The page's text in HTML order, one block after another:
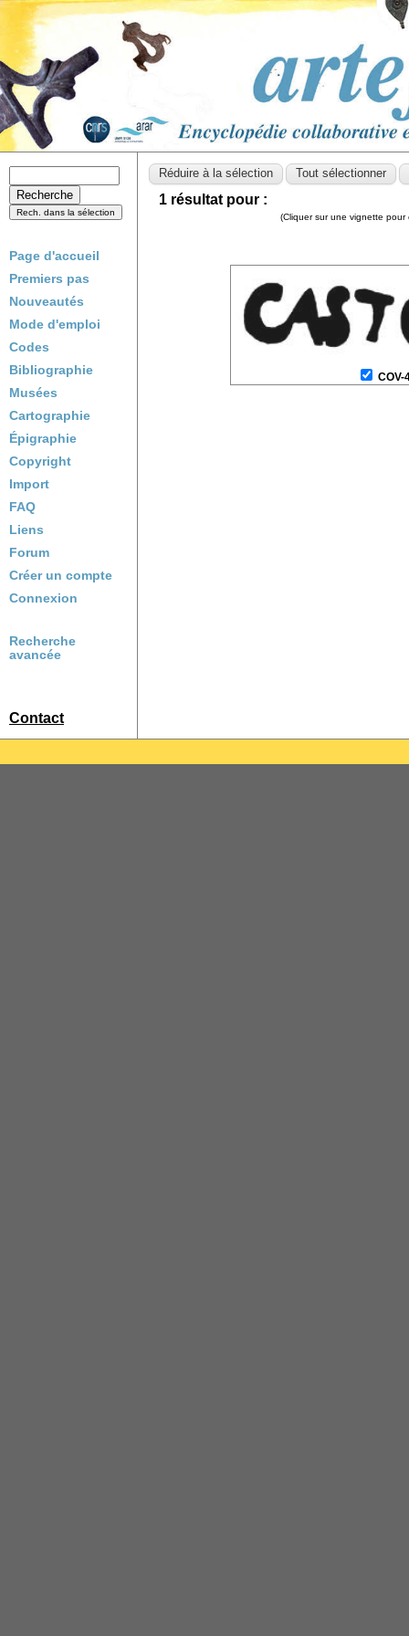
Page d'accueil
Premiers pas
Nouveautés
Mode d'emploi
Codes
Bibliographie
Musées
Cartographie
Épigraphie
Copyright
Import
FAQ
Liens
Forum
Créer un compte
Connexion
Recherche
avancée
Contact
1 résultat pour :
(Cliquer sur une vignette
COV-